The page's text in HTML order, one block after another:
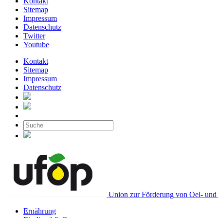
Sitemap
Impressum
Datenschutz
Twitter
Youtube
Kontakt
Sitemap
Impressum
Datenschutz
Union zur Förderung von Oel-
Ernährung